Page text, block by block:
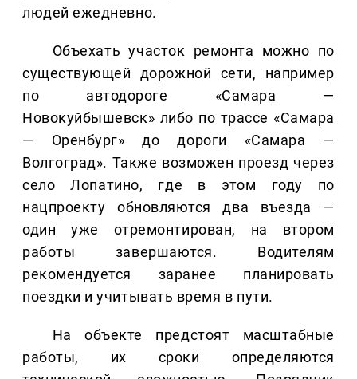
людей ежедневно.
Объехать участок ремонта можно по
существующей дорожной сети, например
по автодороге «Самара —
Новокуйбышевск» либо по трассе «Самара
— Оренбург» до дороги «Самара —
Волгоград». Также возможен проезд через
село Лопатино, где в этом году по
нацпроекту обновляются два въезда —
один уже отремонтирован, на втором
работы завершаются. Водителям
рекомендуется заранее планировать
поездки и учитывать время в пути.
На объекте предстоят масштабные
работы, их сроки определяются